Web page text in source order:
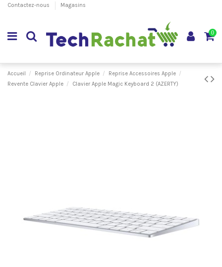
Contactez-nous Magasins
0
Accueil Reprise Ordinateur Apple
Reprise Accessoires Apple
Revente Clavier Apple
Clavier Apple Magic Keyboard 2 (AZERTY)